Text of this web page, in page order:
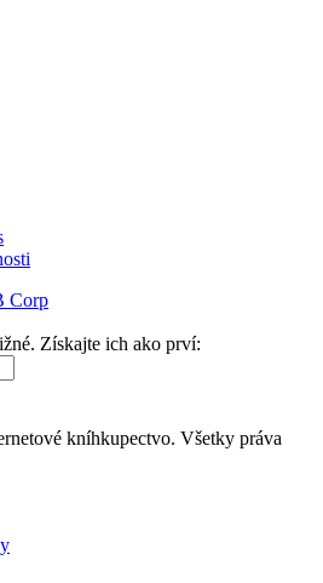
Corp
Získajte ich ako prví:
kníhkupectvo. Všetky práva